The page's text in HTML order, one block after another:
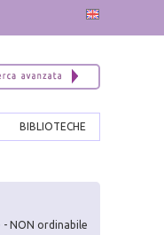
BIBLIOTECHE
NON ordinabile
x